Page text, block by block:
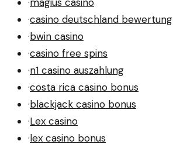
·casino deutschland bewertung
·bwin casino
·casino free spins
·n1 casino auszahlung
·costa rica casino bonus
·blackjack casino bonus
·Lex casino
·lex casino bonus